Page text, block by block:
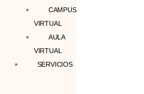
CAMPUS
VIRTUAL
AULA
VIRTUAL
SERVICIOS